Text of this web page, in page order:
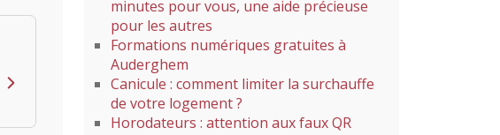
minutes pour vous, une aide précieuse
pour les autres
Formations numériques gratuites à
Auderghem
Canicule : comment limiter la surchauffe
de votre logement ?
Horodateurs : attention aux faux QR